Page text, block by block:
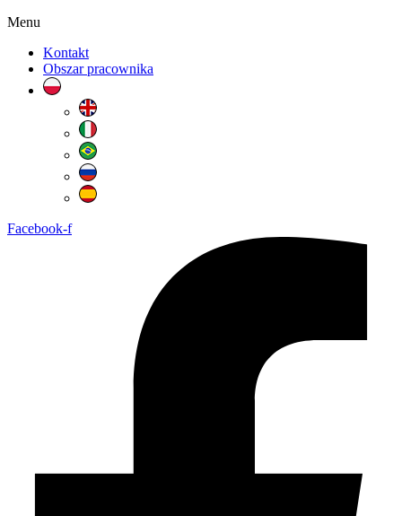
Menu
Kontakt
Obszar pracownika
Facebook-f